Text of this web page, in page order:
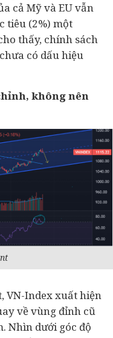
cả Mỹ và EU vẫn
tiêu (2%) một
thấy, chính sách
có dấu hiệu
không nên
VN-Index xuất hiện
về vùng đỉnh cũ
Nhìn dưới góc độ